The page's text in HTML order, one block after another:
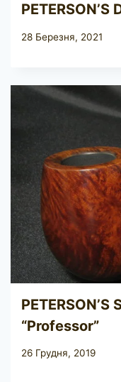
PETERSON’S
28 Березня, 2021
“Professor”
26 Грудня, 2019